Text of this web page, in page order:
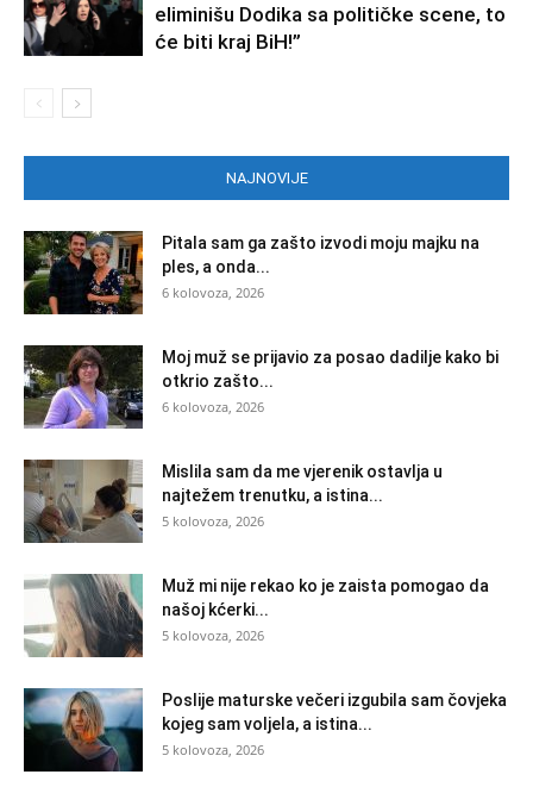
eliminišu Dodika sa političke scene, to
će biti kraj BiH!”
NAJNOVIJE
Pitala sam ga zašto izvodi moju majku na
ples, a onda...
6 kolovoza, 2026
Moj muž se prijavio za posao dadilje kako bi
otkrio zašto...
6 kolovoza, 2026
Mislila sam da me vjerenik ostavlja u
najtežem trenutku, a istina...
5 kolovoza, 2026
Muž mi nije rekao ko je zaista pomogao da
našoj kćerki...
5 kolovoza, 2026
Poslije maturske večeri izgubila sam čovjeka
kojeg sam voljela, a istina...
5 kolovoza, 2026